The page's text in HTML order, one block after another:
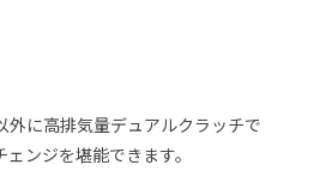
外に高排気量デュアルクラッチで
ンジを堪能できます。